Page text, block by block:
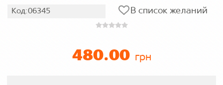
Код:06345 В список желаний
480.00 грн